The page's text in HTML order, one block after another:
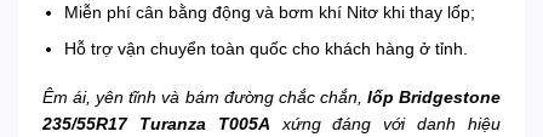
Miễn phí cân bằng động và bơm khí Nitơ khi thay lốp;
Hỗ trợ vận chuyển toàn quốc cho khách hàng ở tỉnh.
Êm ái, yên tĩnh và bám đường chắc chắn, lốp Bridgestone
235/55R17 Turanza T005A xứng đáng với danh hiệu